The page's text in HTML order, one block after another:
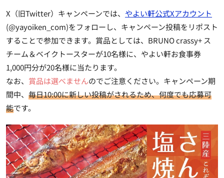
X（旧Twitter）キャンペーンでは、 やよい軒公式Xアカウント
(@yayoiken_com)をフォローし、キャンペーン投稿をリポスト
することで参加できます。賞品としては、BRUNO crassy+ ス
チーム＆ベイクトースターが10名様に、やよい軒お食事券
1,000円分が20名様に当たります。
なお、 賞品は選べませんのでご注意ください。キャンペーン期
間中、 毎日10:00に新しい投稿がされるため、何度でも応募可
能です。